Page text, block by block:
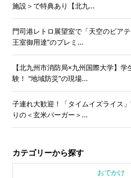
施設＞で特典あり【北九...
門司港レトロ展望室で「天空のビア
王室御用達”のプレミ...
【北九州市消防局×九州国際大学】
験！ “地域防災”の現場...
子連れ大歓迎！「タイムイズライス
りの＜玄米バーガー＞...
カテゴリーから探す
おでかけ